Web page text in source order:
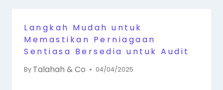
Langkah Mudah untuk
Memastikan Perniagaan
Sentiasa Bersedia untuk Audit
By Talahah & Co 04/04/2025